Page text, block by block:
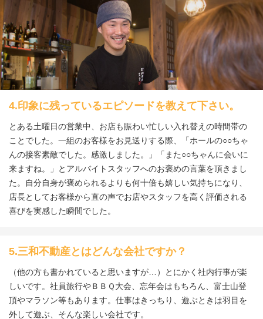
4.印象に残っているエピソードを教えて下さい。
とある土曜日の営業中、お店も賑わい忙しい入れ替えの時間帯の
ことでした。一組のお客様をお見送りする際、「ホールの○○ちゃ
んの接客素敵でした。感激しました。」「また○○ちゃんに会いに
来ますね。」とアルバイトスタッフへのお褒めの言葉を頂きまし
た。自分自身が褒められるよりも何十倍も嬉しい気持ちになり、
店長としてお客様から直の声でお店やスタッフを高く評価される
喜びを実感した瞬間でした。
5.三和不動産とはどんな会社ですか？
（他の方も書かれていると思いますが…）とにかく社内行事が楽
しいです。社員旅行やＢＢＱ大会、忘年会はもちろん、富士山登
頂やマラソン等もあります。仕事はきっちり、遊ぶときは羽目を
外して遊ぶ、そんな楽しい会社です。